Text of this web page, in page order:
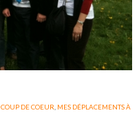
COUP DE COEUR MES DÉPLACEMENTS À